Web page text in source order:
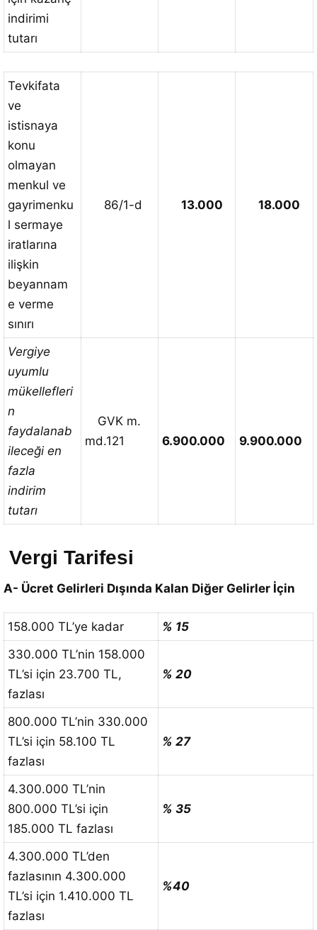
indirimi
tutarı
Tevkifata
ve
istisnaya
konu
olmayan
menkul ve
gayrimenku
l sermaye
iratlarına
ilişkin
beyannam
e verme
sınırı
86/1-d 13.000 18.000
Vergiye
uyumlu
mükellefleri
n
faydalanab
ileceği en
fazla
indirim
tutarı
GVK m.
md.121
6.900.000 9.900.000
Vergi Tarifesi
A- Ücret Gelirleri Dışında Kalan Diğer Gelirler İçin
158.000 TL’ye kadar
% 15
330.000 TL’nin 158.000
TL’si için 23.700 TL,
fazlası
% 20
800.000 TL’nin 330.000
TL’si için 58.100 TL
fazlası
% 27
4.300.000 TL’nin
800.000 TL’si için
185.000 TL fazlası
% 35
4.300.000 TL’den
fazlasının 4.300.000
TL’si için 1.410.000 TL
fazlası
%40